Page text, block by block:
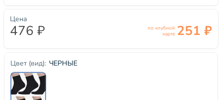
Цвет (вид): ЧЕРНЫЕ
Цена
476 ₽
по клубной
карте 251 ₽